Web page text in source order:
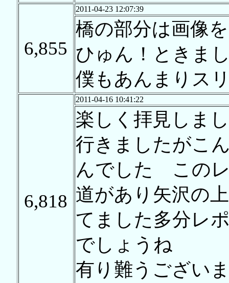
6,855
2011-04-23 12:07:39
橋の部分は画像
ひゅん！ときま
僕もあんまりス
6,818
2011-04-16 10:41:22
楽しく拝見しま
行きましたがこ
んでした このレ
道があり矢沢の
てました多分レ
でしょうね
有り難うござい